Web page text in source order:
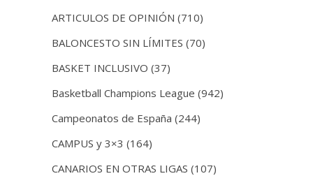
ARTICULOS DE OPINIÓN (710)
BALONCESTO SIN LÍMITES (70)
BASKET INCLUSIVO (37)
Basketball Champions League (942)
Campeonatos de España (244)
CAMPUS y 3×3 (164)
CANARIOS EN OTRAS LIGAS (107)